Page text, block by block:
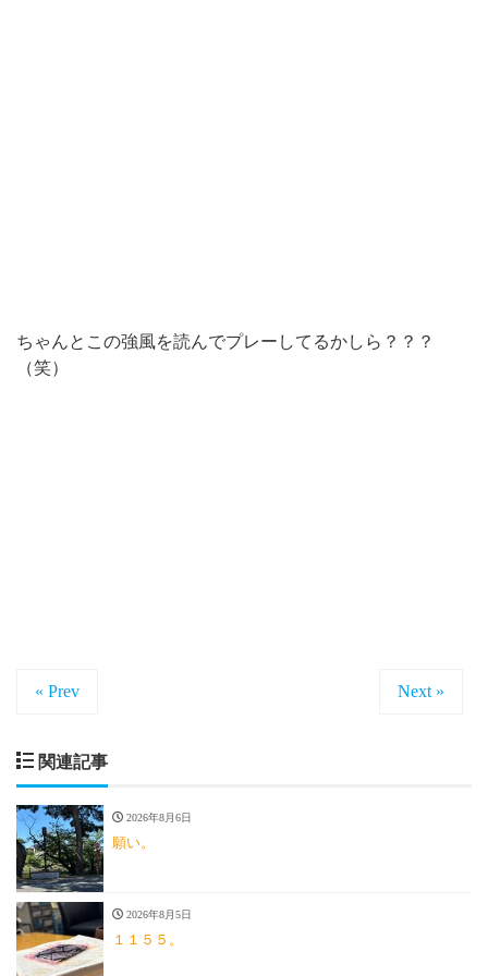
ちゃんとこの強風を読んでプレーしてるかしら？？？
（笑）
« Prev Next »
関連記事
2026年8月6日
願い。
2026年8月5日
１１５５。